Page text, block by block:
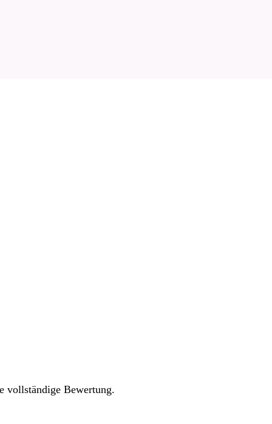
vollständige Bewertung.